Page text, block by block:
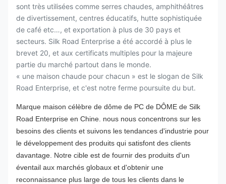
sont très utilisées comme serres chaudes, amphithéâtres
de divertissement, centres éducatifs, hutte sophistiquée
de café etc…, et exportation à plus de 30 pays et
secteurs. Silk Road Enterprise a été accordé à plus le
brevet 20, et aux certificats multiples pour la majeure
partie du marché partout dans le monde.
« une maison chaude pour chacun » est le slogan de Silk
Road Enterprise, et c'est notre ferme poursuite du but.
Marque maison célèbre de dôme de PC de DÔME de Silk
Road Enterprise en Chine. nous nous concentrons sur les
besoins des clients et suivons les tendances d'industrie pour
le développement des produits qui satisfont des clients
davantage. Notre cible est de fournir des produits d'un
éventail aux marchés globaux et d'obtenir une
reconnaissance plus large de tous les clients dans le